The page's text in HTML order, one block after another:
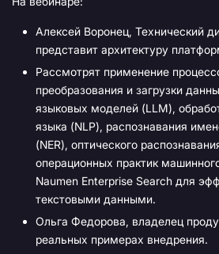
Алексей Воронец, Технический
представит архитектуру
Рассмотрят применение
преобразования и загрузки
языковых моделей (LLM),
языка (NLP), распознавания
(NER), оптического
операционных практик
Naumen Enterprise Search для
текстовыми данными.
Ольга Федорова, владелец
реальных примерах внедрения.